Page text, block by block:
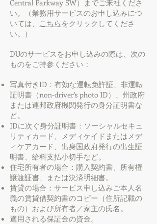
Central Parkway SW）までご来社くださ
い。（業務用サービスのお申し込みにつ
いては、 こちら をクリックしてくださ
い。）
DUのサービスをお申し込みの際は、次の
ものをご持参ください：
写真付きID：有効な運転免許証、非運転
証明書（non-driver’s photo ID）、州政府
または連邦政府機関発行の身分証明書な
ど。
IDに次ぐ身分証明書：ソーシャルセキュ
リティカード、メディケイドまたはメデ
ィケアカード、出身国政府発行の出生証
明書、給料支払小切手など。
住宅所有者の場合：購入契約書、所有権
譲渡証書、または決済明細書。
賃貸の場合：サービス申し込みご本人名
義の賃貸借契約書のコピー（住所記載の
もの）および所有者／家主の氏名。
適用される保証金の資金。